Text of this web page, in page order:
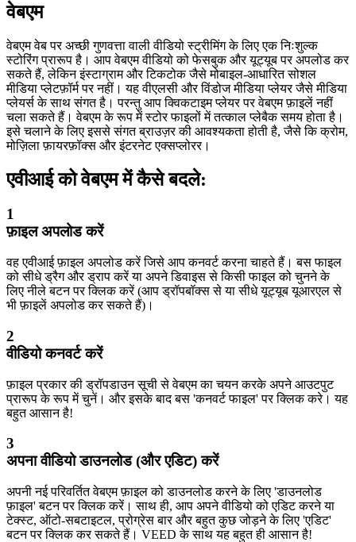
वेबएम
वेबएम वेब पर अच्छी गुणवत्ता वाली वीडियो स्ट्रीमिंग के लिए एक निःशुल्क
स्टोरिंग प्रारूप है। आप वेबएम वीडियो को फेसबुक और यूट्यूब पर अपलोड कर
सकते हैं, लेकिन इंस्टाग्राम और टिकटोक जैसे मोबाइल-आधारित सोशल
मीडिया प्लेटफ़ॉर्म पर नहीं। यह वीएलसी और विंडोज मीडिया प्लेयर जैसे मीडिया
प्लेयर्स के साथ संगत है। परन्तु आप क्विकटाइम प्लेयर पर वेबएम फ़ाइलें नहीं
चला सकते हैं। वेबएम के रूप में स्टोर फाइलों में तत्काल प्लेबैक समय होता है।
इसे चलाने के लिए इससे संगत ब्राउज़र की आवश्यकता होती है, जैसे कि क्रोम,
मोज़िला फ़ायरफ़ॉक्स और इंटरनेट एक्सप्लोरर।
एवीआई को वेबएम में कैसे बदले:
1
फ़ाइल अपलोड करें
वह एवीआई फ़ाइल अपलोड करें जिसे आप कनवर्ट करना चाहते हैं। बस फाइल
को सीधे ड्रैग और ड्राप करें या अपने डिवाइस से किसी फाइल को चुनने के
लिए नीले बटन पर क्लिक करें (आप ड्रॉपबॉक्स से या सीधे यूट्यूब यूआरएल से
भी फ़ाइलें अपलोड कर सकते हैं)।
2
वीडियो कनवर्ट करें
फ़ाइल प्रकार की ड्रॉपडाउन सूची से वेबएम का चयन करके अपने आउटपुट
प्रारूप के रूप में चुनें। और इसके बाद बस 'कनवर्ट फाइल' पर क्लिक करे। यह
बहुत आसान है!
3
अपना वीडियो डाउनलोड (और एडिट) करें
अपनी नई परिवर्तित वेबएम फ़ाइल को डाउनलोड करने के लिए 'डाउनलोड
फ़ाइल' बटन पर क्लिक करें। साथ ही, आप अपने वीडियो को एडिट करने या
टेक्स्ट, ऑटो-सबटाइटल, प्रोग्रेस बार और बहुत कुछ जोड़ने के लिए 'एडिट'
बटन पर क्लिक कर सकते हैं। VEED के साथ यह बहुत ही आसान है!